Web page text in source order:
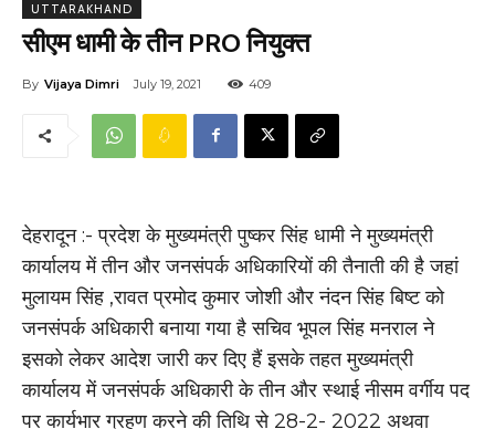
UTTARAKHAND
सीएम धामी के तीन PRO नियुक्त
By Vijaya Dimri July 19, 2021 409
देहरादून :- प्रदेश के मुख्यमंत्री पुष्कर सिंह धामी ने मुख्यमंत्री
कार्यालय में तीन और जनसंपर्क अधिकारियों की तैनाती की है जहां
मुलायम सिंह ,रावत प्रमोद कुमार जोशी और नंदन सिंह बिष्ट को
जनसंपर्क अधिकारी बनाया गया है सचिव भूपल सिंह मनराल ने
इसको लेकर आदेश जारी कर दिए हैं इसके तहत मुख्यमंत्री
कार्यालय में जनसंपर्क अधिकारी के तीन और स्थाई नीसम वर्गीय पद
पर कार्यभार ग्रहण करने की तिथि से 28-2- 2022 अथवा